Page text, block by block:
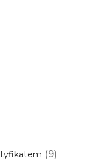
(9)